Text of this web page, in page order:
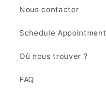
Nous contacter
Schedule Appointment
Où nous trouver ?
FAQ